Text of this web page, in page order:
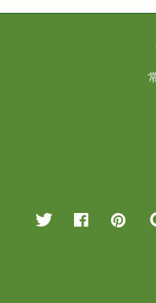
Twitter Facebook